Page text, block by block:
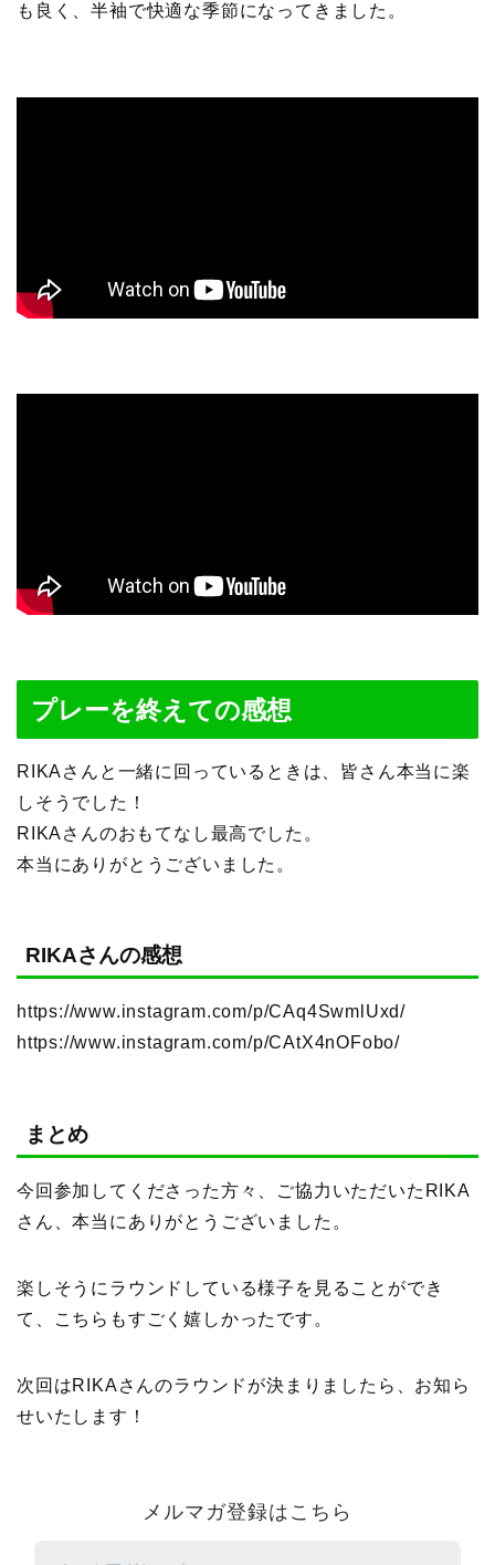
も良く、半袖で快適な季節になってきました。
プレーを終えての感想
RIKAさんと一緒に回っているときは、皆さん本当に楽
しそうでした！
RIKAさんのおもてなし最高でした。
本当にありがとうございました。
RIKAさんの感想
https://www.instagram.com/p/CAq4SwmlUxd/
https://www.instagram.com/p/CAtX4nOFobo/
まとめ
今回参加してくださった方々、ご協力いただいたRIKA
さん、本当にありがとうございました。
楽しそうにラウンドしている様子を見ることができ
て、こちらもすごく嬉しかったです。
次回はRIKAさんのラウンドが決まりましたら、お知ら
せいたします！
メルマガ登録はこちら